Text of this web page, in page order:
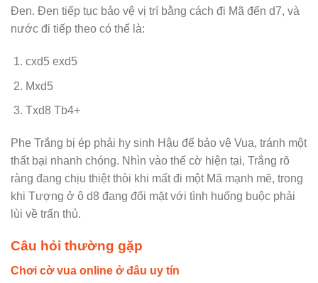
Đen. Đen tiếp tục bảo vệ vị trí bằng cách đi Mã đến d7, và
nước đi tiếp theo có thể là:
cxd5 exd5
Mxd5
Txd8 Tb4+
Phe Trắng bị ép phải hy sinh Hậu để bảo vệ Vua, tránh một
thất bại nhanh chóng. Nhìn vào thế cờ hiện tại, Trắng rõ
ràng đang chịu thiệt thòi khi mất đi một Mã mạnh mẽ, trong
khi Tượng ở ô d8 đang đối mặt với tình huống buộc phải
lùi về trấn thủ.
Câu hỏi thường gặp
Chơi cờ vua online ở đâu uy tín